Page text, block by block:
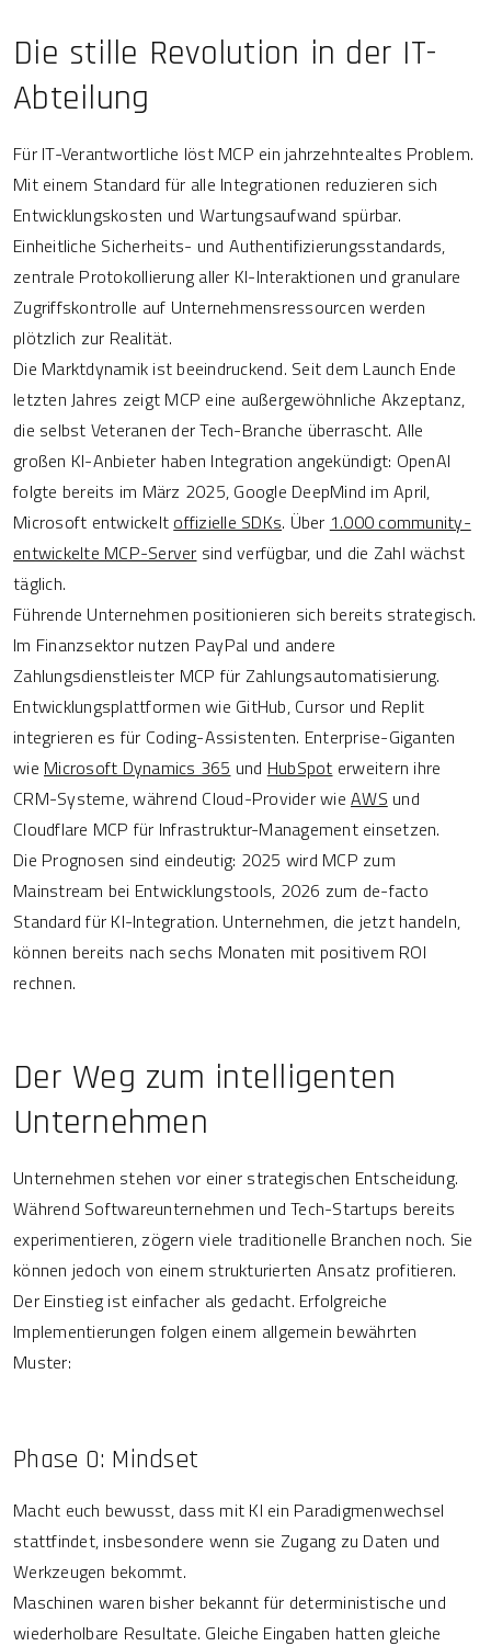
Die stille Revolution in der IT-
Abteilung
Für IT-Verantwortliche löst MCP ein jahrzehntealtes Problem.
Mit einem Standard für alle Integrationen reduzieren sich
Entwicklungskosten und Wartungsaufwand spürbar.
Einheitliche Sicherheits- und Authentifizierungsstandards,
zentrale Protokollierung aller KI-Interaktionen und granulare
Zugriffskontrolle auf Unternehmensressourcen werden
plötzlich zur Realität.
Die Marktdynamik ist beeindruckend. Seit dem Launch Ende
letzten Jahres zeigt MCP eine außergewöhnliche Akzeptanz,
die selbst Veteranen der Tech-Branche überrascht. Alle
großen KI-Anbieter haben Integration angekündigt: OpenAI
folgte bereits im März 2025, Google DeepMind im April,
Microsoft entwickelt offizielle SDKs. Über 1.000 community-
entwickelte MCP-Server sind verfügbar, und die Zahl wächst
täglich.
Führende Unternehmen positionieren sich bereits strategisch.
Im Finanzsektor nutzen PayPal und andere
Zahlungsdienstleister MCP für Zahlungsautomatisierung.
Entwicklungsplattformen wie GitHub, Cursor und Replit
integrieren es für Coding-Assistenten. Enterprise-Giganten
wie Microsoft Dynamics 365 und HubSpot erweitern ihre
CRM-Systeme, während Cloud-Provider wie AWS und
Cloudflare MCP für Infrastruktur-Management einsetzen.
Die Prognosen sind eindeutig: 2025 wird MCP zum
Mainstream bei Entwicklungstools, 2026 zum de-facto
Standard für KI-Integration. Unternehmen, die jetzt handeln,
können bereits nach sechs Monaten mit positivem ROI
rechnen.
Der Weg zum intelligenten
Unternehmen
Unternehmen stehen vor einer strategischen Entscheidung.
Während Softwareunternehmen und Tech-Startups bereits
experimentieren, zögern viele traditionelle Branchen noch. Sie
können jedoch von einem strukturierten Ansatz profitieren.
Der Einstieg ist einfacher als gedacht. Erfolgreiche
Implementierungen folgen einem allgemein bewährten
Muster:
Phase 0: Mindset
Macht euch bewusst, dass mit KI ein Paradigmenwechsel
stattfindet, insbesondere wenn sie Zugang zu Daten und
Werkzeugen bekommt.
Maschinen waren bisher bekannt für deterministische und
wiederholbare Resultate. Gleiche Eingaben hatten gleiche